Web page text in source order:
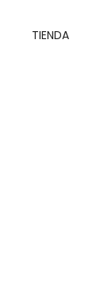
TIENDA